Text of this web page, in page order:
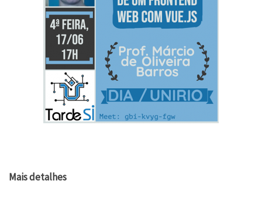
Mais detalhes